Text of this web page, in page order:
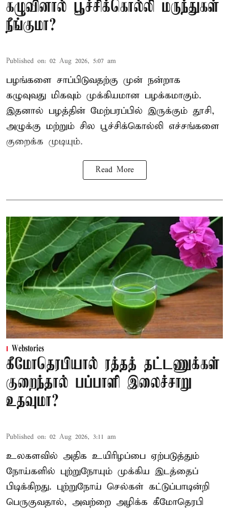
கழுவினால் பூச்சிக்கொல்லி மருந்துகள்
நீங்குமா?
Published on: 02 Aug 2026, 5:07 am
பழங்களை சாப்பிடுவதற்கு முன் நன்றாக
கழுவுவது மிகவும் முக்கியமான பழக்கமாகும்.
இதனால் பழத்தின் மேற்பரப்பில் இருக்கும் தூசி,
அழுக்கு மற்றும் சில பூச்சிக்கொல்லி எச்சங்களை
குறைக்க முடியும்.
Read More
Webstories
கீமோதெரபியால் ரத்தத் தட்டணுக்கள்
குறைந்தால் பப்பாளி இலைச்சாறு
உதவுமா?
Published on: 02 Aug 2026, 3:11 am
உலகளவில் அதிக உயிரிழப்பை ஏற்படுத்தும்
நோய்களில் புற்றுநோயும் முக்கிய இடத்தைப்
பிடிக்கிறது. புற்றுநோய் செல்கள் கட்டுப்பாடின்றி
பெருகுவதால், அவற்றை அழிக்க கீமோதெரபி